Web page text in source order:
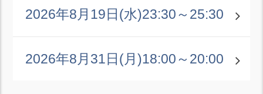
2026年8月19日(水)23:30～25:30
2026年8月31日(月)18:00～20:00